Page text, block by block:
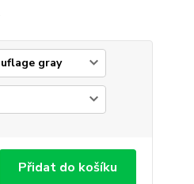
Přidat do košíku